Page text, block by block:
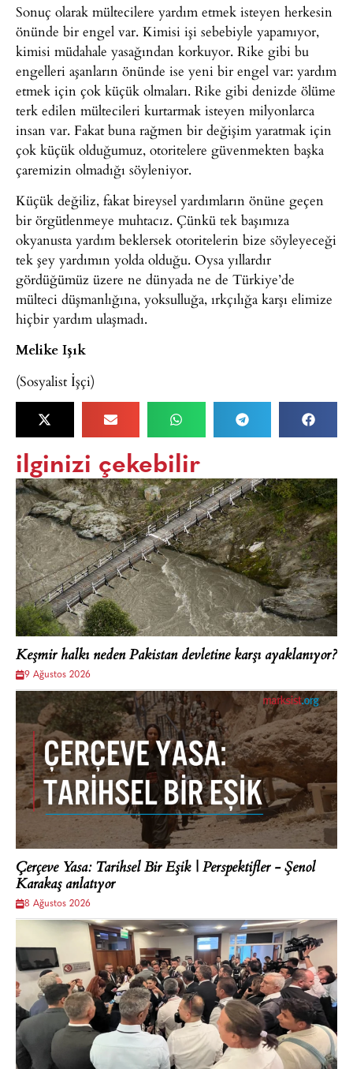
Sonuç olarak mültecilere yardım etmek isteyen herkesin
önünde bir engel var. Kimisi işi sebebiyle yapamıyor,
kimisi müdahale yasağından korkuyor. Rike gibi bu
engelleri aşanların önünde ise yeni bir engel var: yardım
etmek için çok küçük olmaları. Rike gibi denizde ölüme
terk edilen mültecileri kurtarmak isteyen milyonlarca
insan var. Fakat buna rağmen bir değişim yaratmak için
çok küçük olduğumuz, otoritelere güvenmekten başka
çaremizin olmadığı söyleniyor.
Küçük değiliz, fakat bireysel yardımların önüne geçen
bir örgütlenmeye muhtacız. Çünkü tek başımıza
okyanusta yardım beklersek otoritelerin bize söyleyeceği
tek şey yardımın yolda olduğu. Oysa yıllardır
gördüğümüz üzere ne dünyada ne de Türkiye’de
mülteci düşmanlığına, yoksulluğa, ırkçılığa karşı elimize
hiçbir yardım ulaşmadı.
Melike Işık
(Sosyalist İşçi)
ilginizi çekebilir
Keşmir halkı neden Pakistan devletine karşı ayaklanıyor?
9 Ağustos 2026
Çerçeve Yasa: Tarihsel Bir Eşik | Perspektifler - Şenol
Karakaş anlatıyor
8 Ağustos 2026